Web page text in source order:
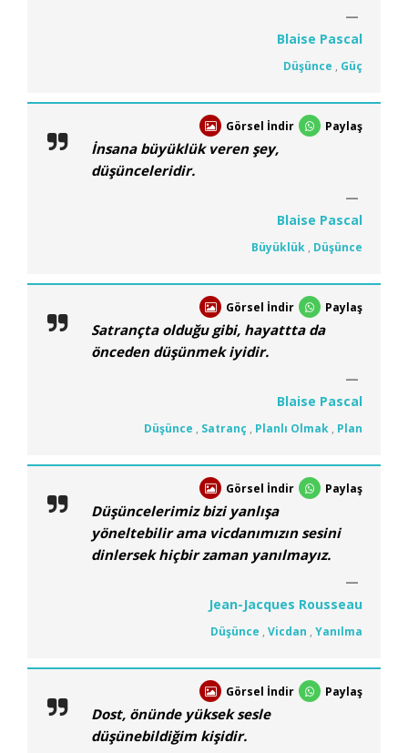
Blaise Pascal
Düşünce , Güç
Görsel İndir Paylaş
İnsana büyüklük veren şey,
düşünceleridir.
Blaise Pascal
Büyüklük , Düşünce
Görsel İndir Paylaş
Satrançta olduğu gibi, hayattta da
önceden düşünmek iyidir.
Blaise Pascal
Düşünce , Satranç , Planlı Olmak , Plan
Görsel İndir Paylaş
Düşüncelerimiz bizi yanlışa
yöneltebilir ama vicdanımızın sesini
dinlersek hiçbir zaman yanılmayız.
Jean-Jacques Rousseau
Düşünce , Vicdan , Yanılma
Görsel İndir Paylaş
Dost, önünde yüksek sesle
düşünebildiğim kişidir.